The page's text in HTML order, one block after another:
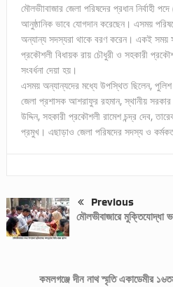
মৌলভীাবাজার জেলা পরিষদের প্রধান নির্বাহী
আনুষ্ঠানিক ভাবে যোগদান করেছেন। এসময়
অন্যান্য সদস্যরা থাকে বরণ করেন। একই সময় সদ্য
প্রকৌশলী বিধায়ক রায় চৌধুরী ও সহকারী
সংবর্ধনা দেয়া হয়।
এসময় অন্যান্যদের মধ্যে উপস্থিত ছিলেন,
জেলা প্রশাসক আশরাফুর রহমান, স্থানীয়
উদ্দিন, সহকারী প্রকৌশলী রামেশ চন্দ্র দেব,
প্রমুখ। এছাড়াও জেলা পরিষদের সদস্য ও
Previous
মৌলভীবাজারে মুক্তিযোদ্ধা
কমলগঞ্জে দীন নাথ স্মৃতি একাডেমীর